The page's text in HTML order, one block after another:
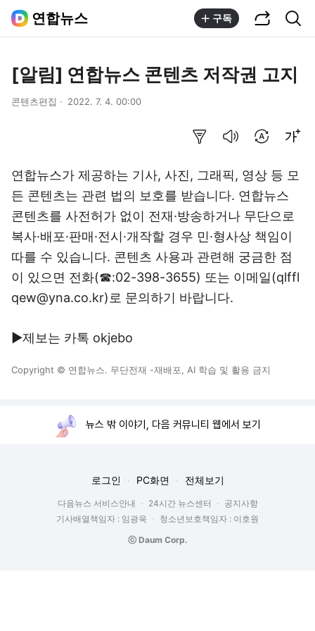
연합뉴스 구독
[알림] 연합뉴스 콘텐츠 저작권 고지
콘텐츠편집 2022. 7. 4. 00:00
연합뉴스가 제공하는 기사, 사진, 그래픽, 영상 등 모
든 콘텐츠는 관련 법의 보호를 받습니다. 연합뉴스
콘텐츠를 사전허가 없이 전재·방송하거나 무단으로
복사·배포·판매·전시·개작할 경우 민·형사상 책임이
따를 수 있습니다. 콘텐츠 사용과 관련해 궁금한 점
이 있으면 전화(☎:02-398-3655) 또는 이메일(qlffl
qew@yna.co.kr)로 문의하기 바랍니다.
▶제보는 카톡 okjebo
Copyright © 연합뉴스. 무단전재 -재배포, AI 학습 및 활용 금지
뉴스 밖 이야기, 다음 커뮤니티 웹에서 보기
로그인 PC화면 전체보기
다음뉴스 서비스안내 24시간 뉴스센터
공지사항
기사배열책임자 : 임광욱
청소년보호책임자 : 이호원
ⓒ Daum Corp.